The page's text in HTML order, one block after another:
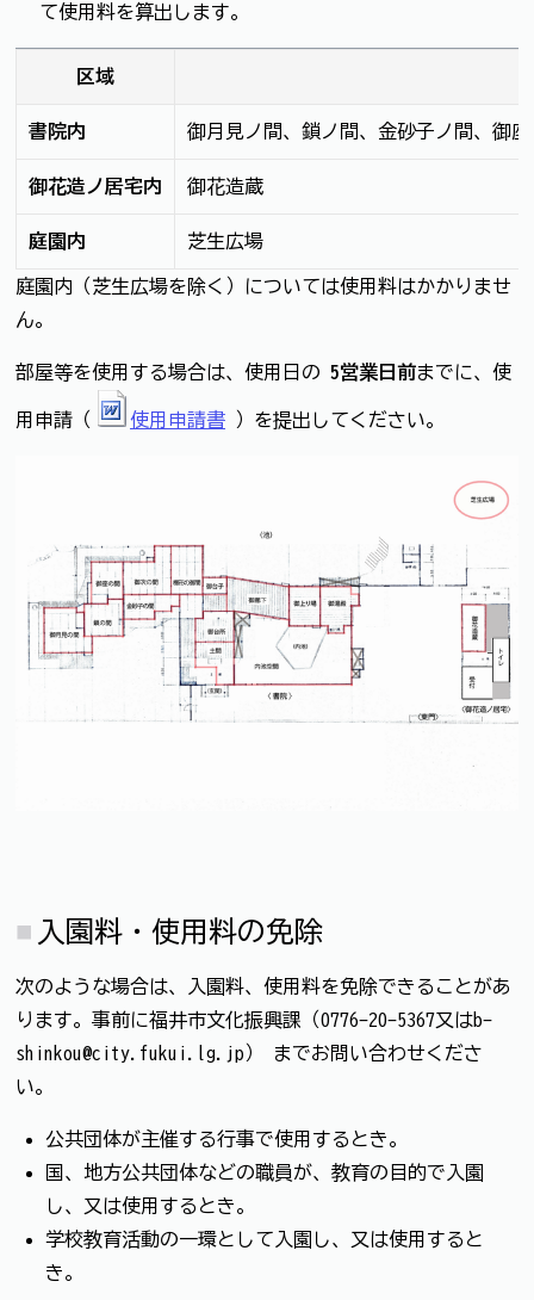
て使用料を算出します。
区域
書院内 御月見ノ間、鎖ノ間、金砂子ノ間、御
御花造ノ居宅内 御花造蔵
庭園内 芝生広場
庭園内（芝生広場を除く）については使用料はかかりませ
ん。
部屋等を使用する場合は、使用日の 5営業日前までに、使
用申請（ 使用申請書 ）を提出してください。
入園料・使用料の免除
次のような場合は、入園料、使用料を免除できることがあ
ります。事前に福井市文化振興課（0776-20-5367又はb-
shinkou@city.fukui.lg.jp） までお問い合わせくださ
い。
公共団体が主催する行事で使用するとき。
国、地方公共団体などの職員が、教育の目的で入園
し、又は使用するとき。
学校教育活動の一環として入園し、又は使用すると
き。